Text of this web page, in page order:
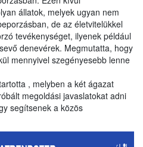
állatok, melyek ugyan nem
de az életvitelükkel
tevékenységet, ilyenek például
denevérek. Megmutatta, hogy
mennyivel szegényesebb lenne
, melyben a két ágazat
megoldási javaslatokat adni
segítsenek a közös